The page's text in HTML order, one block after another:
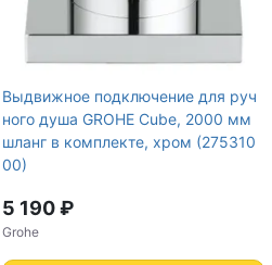
Выдвижное подключение для руч
ного душа GROHE Cube, 2000 мм
шланг в комплекте, хром (275310
00)
5 190 ₽
Grohe